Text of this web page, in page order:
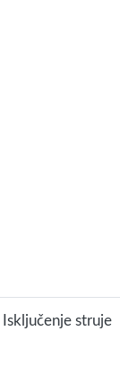
Isključenje struje